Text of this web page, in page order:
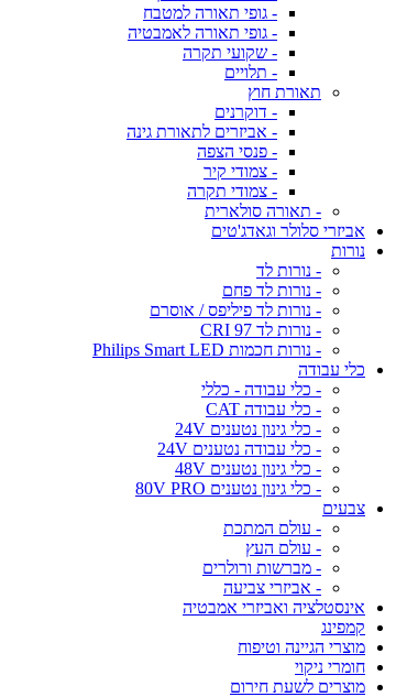
- גופי תאורה למטבח
- גופי תאורה לאמבטיה
- שקועי תקרה
- תלויים
תאורת חוץ
- דוקרנים
- אביזרים לתאורת גינה
- פנסי הצפה
- צמודי קיר
- צמודי תקרה
- תאורה סולארית
אביזרי סלולר וגאדג'טים
נורות
- נורות לד
- נורות לד פחם
- נורות לד פיליפס / אוסרם
- נורות לד CRI 97
- נורות חכמות Philips Smart LED
כלי עבודה
- כלי עבודה - כללי
- כלי עבודה CAT
- כלי גינון נטענים 24V
- כלי עבודה נטענים 24V
- כלי גינון נטענים 48V
- כלי גינון נטענים 80V PRO
צבעים
- עולם המתכת
- עולם העץ
- מברשות ורולרים
- אביזרי צביעה
אינסטלציה ואביזרי אמבטיה
קמפינג
מוצרי הגיינה וטיפוח
חומרי ניקוי
מוצרים לשעת חירום